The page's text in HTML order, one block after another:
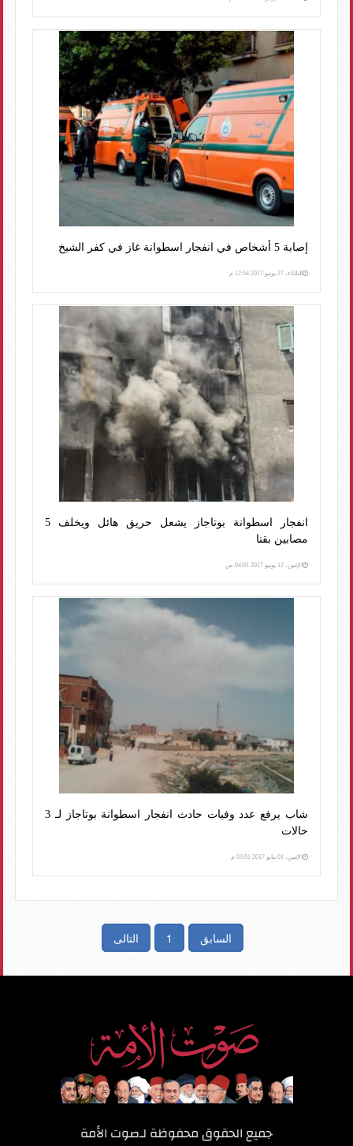
إصابة 5 أشخاص في انفجار اسطوانة غاز في كفر الشيخ
الثلاثاء، 27 يونيو 2017 12:54 م
انفجار اسطوانة بوتاجاز يشعل حريق هائل ويخلف 5
مصابين بقنا
الإثنين، 12 يونيو 2017 04:01 ص
شاب يرفع عدد وفيات حادث انفجار اسطوانة بوتاجاز لـ 3
حالات
الإثنين، 01 مايو 2017 03:01 م
السابق 1 التالى
جميع الحقوق محفوظة لـصوت الأمة